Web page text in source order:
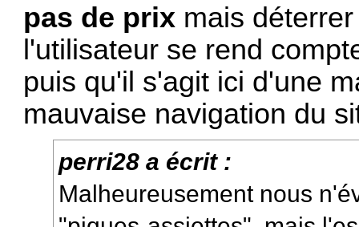
pas de prix mais
l'utilisateur se rend
puis qu'il s'agit ici d'une
mauvaise navigation du
perri28 a écrit :
Malheureusement nous